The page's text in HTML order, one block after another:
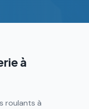
à
roulants à